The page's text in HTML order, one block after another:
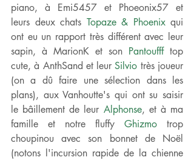
piano, à Emi5457 et Phoeonix57 et
leurs deux chats Topaze & Phoenix qui
ont eu un rapport très différent avec leur
sapin, à MarionK et son Pantoufff top
cute, à AnthSand et leur Silvio très joueur
(on a dû faire une sélection dans les
plans), aux Vanhoutte's qui ont su saisir
le bâillement de leur Alphonse, et à ma
famille et notre fluffy Ghizmo trop
choupinou avec son bonnet de Noël
(notons l'incursion rapide de la chienne